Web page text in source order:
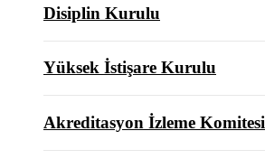
Disiplin Kurulu
Yüksek İstişare Kurulu
Akreditasyon İzleme Komitesi